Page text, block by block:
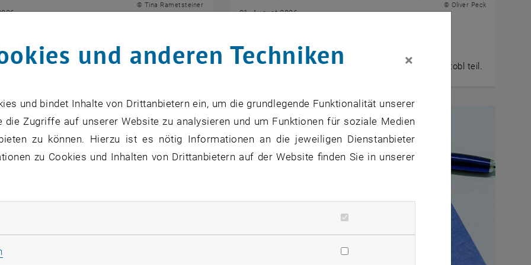
© Tina Rametsteiner
Rechtswissenschaften.
01. August 2026
© Oliver Peck
Oliver Peck nahm am Socratics Seminar und
Sommerdiskurs der „Ars Iuris“ Doctoral School in Stobl teil.
und anderen Techniken ×
und bindet Inhalte von Drittanbietern ein, um die grundlegende Funktionalität unserer
Zugriffe auf unserer Website zu analysieren und um Funktionen für soziale Medien
zu können. Hierzu ist es nötig Informationen an die jeweiligen Dienstanbieter
zu Cookies und Inhalten von Drittanbietern auf der Website finden Sie in unserer